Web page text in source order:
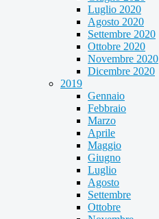
Luglio 2020
Agosto 2020
Settembre 2020
Ottobre 2020
Novembre 2020
Dicembre 2020
2019
Gennaio
Febbraio
Marzo
Aprile
Maggio
Giugno
Luglio
Agosto
Settembre
Ottobre